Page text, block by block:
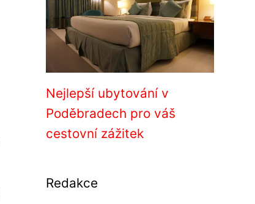
Nejlepší ubytování v
Poděbradech pro váš
cestovní zážitek
Redakce